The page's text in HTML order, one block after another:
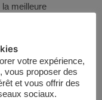
meilleure
bonne assurance
risques,
votre expérience,
vous proposer des
et vous offrir des
sociaux.